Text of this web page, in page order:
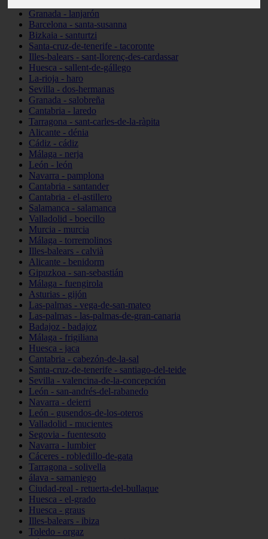
Granada - lanjarón
Barcelona - santa-susanna
Bizkaia - santurtzi
Santa-cruz-de-tenerife - tacoronte
Illes-balears - sant-llorenç-des-cardassar
Huesca - sallent-de-gállego
La-rioja - haro
Sevilla - dos-hermanas
Granada - salobreña
Cantabria - laredo
Tarragona - sant-carles-de-la-ràpita
Alicante - dénia
Cádiz - cádiz
Málaga - nerja
León - león
Navarra - pamplona
Cantabria - santander
Cantabria - el-astillero
Salamanca - salamanca
Valladolid - boecillo
Murcia - murcia
Málaga - torremolinos
Illes-balears - calvià
Alicante - benidorm
Gipuzkoa - san-sebastián
Málaga - fuengirola
Asturias - gijón
Las-palmas - vega-de-san-mateo
Las-palmas - las-palmas-de-gran-canaria
Badajoz - badajoz
Málaga - frigiliana
Huesca - jaca
Cantabria - cabezón-de-la-sal
Santa-cruz-de-tenerife - santiago-del-teide
Sevilla - valencina-de-la-concepción
León - san-andrés-del-rabanedo
Navarra - deierri
León - gusendos-de-los-oteros
Valladolid - mucientes
Segovia - fuentesoto
Navarra - lumbier
Cáceres - robledillo-de-gata
Tarragona - solivella
álava - samaniego
Ciudad-real - retuerta-del-bullaque
Huesca - el-grado
Huesca - graus
Illes-balears - ibiza
Toledo - orgaz